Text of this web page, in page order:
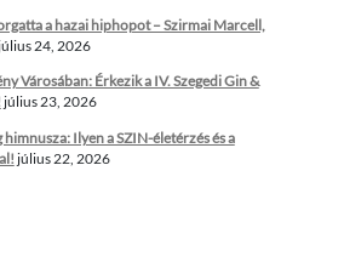
a hazai hiphopot – Szirmai Marcell,
24, 2026
Városában: Érkezik a IV. Szegedi Gin &
július 23, 2026
Ilyen a SZIN-életérzés és a
július 22, 2026